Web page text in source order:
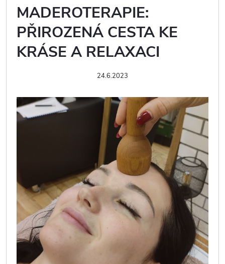
MADEROTERAPIE:
PŘIROZENÁ CESTA KE
KRÁSE A RELAXACI
24.6.2023